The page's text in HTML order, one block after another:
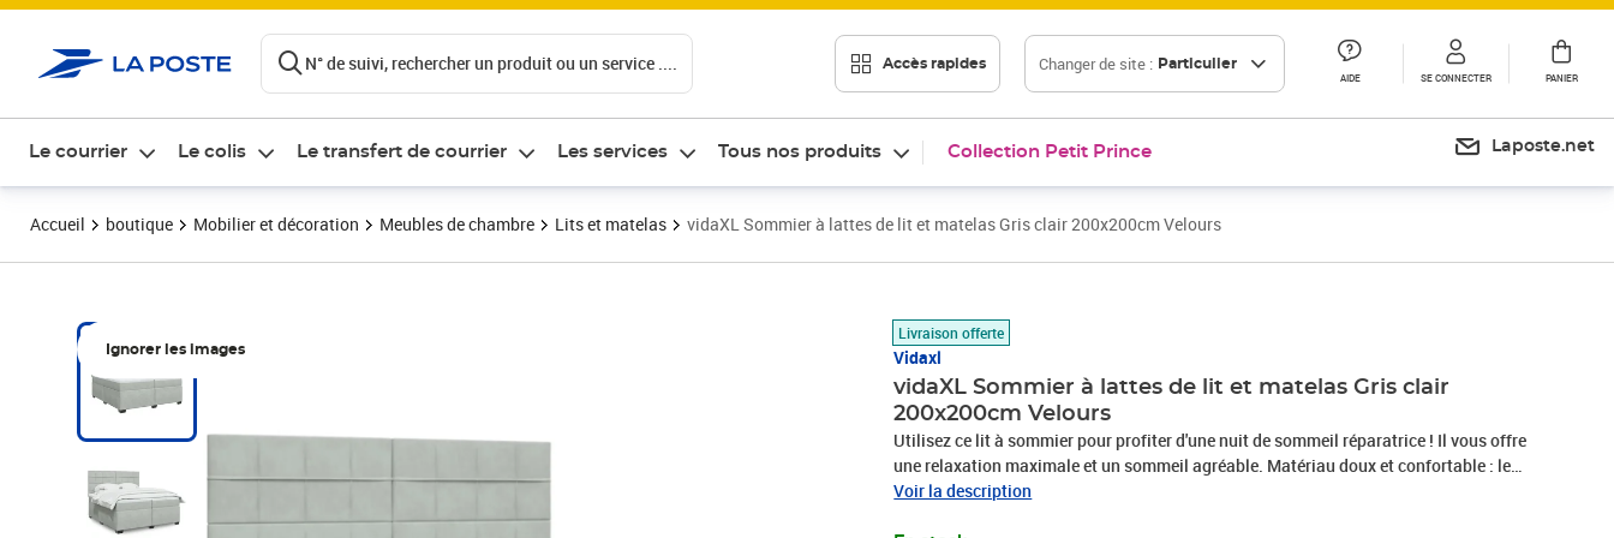
N° de suivi, rechercher un produit ou un service .... Accès rapides Changer de site : Particulier
AIDE SE CONNECTER PANIER
Le courrier Le colis Le transfert de courrier Les services Tous nos produits Collection Petit Prince Laposte.net
Accueil boutique Mobilier et décoration Meubles de chambre Lits et matelas vidaXL Sommier à lattes de lit et matelas Gris clair 200x200cm Velours
Ignorer les images
Livraison offerte
Vidaxl
vidaXL Sommier à lattes de lit et matelas Gris clair
200x200cm Velours
Utilisez ce lit à sommier pour profiter d'une nuit de sommeil réparatrice ! Il vous offre
une relaxation maximale et un sommeil agréable. Matériau doux et confortable : le
tissu en velours présente une surface douce et lisse qui offre une sensation agréable
Voir la description
Prix 692,89€